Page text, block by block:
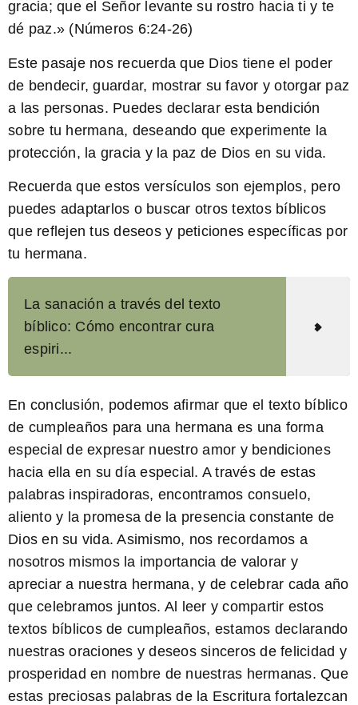
gracia; que el Señor levante su rostro hacia ti y te
dé paz.» (Números 6:24-26)
Este pasaje nos recuerda que Dios tiene el poder
de bendecir, guardar, mostrar su favor y otorgar paz
a las personas. Puedes declarar esta bendición
sobre tu hermana, deseando que experimente la
protección, la gracia y la paz de Dios en su vida.
Recuerda que estos versículos son ejemplos, pero
puedes adaptarlos o buscar otros textos bíblicos
que reflejen tus deseos y peticiones específicas por
tu hermana.
La sanación a través del texto
bíblico: Cómo encontrar cura
espiri...
En conclusión, podemos afirmar que el texto bíblico
de cumpleaños para una hermana es una forma
especial de expresar nuestro amor y bendiciones
hacia ella en su día especial. A través de estas
palabras inspiradoras, encontramos consuelo,
aliento y la promesa de la presencia constante de
Dios en su vida. Asimismo, nos recordamos a
nosotros mismos la importancia de valorar y
apreciar a nuestra hermana, y de celebrar cada año
que celebramos juntos. Al leer y compartir estos
textos bíblicos de cumpleaños, estamos declarando
nuestras oraciones y deseos sinceros de felicidad y
prosperidad en nombre de nuestras hermanas. Que
estas preciosas palabras de la Escritura fortalezcan